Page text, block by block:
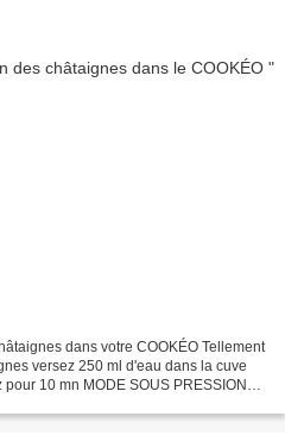
dans votre COOKÉO Tellement
versez 250 ml d'eau dans la cuve
10 mn MODE SOUS PRESSION